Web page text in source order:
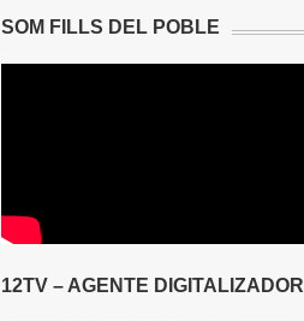
SOM FILLS DEL POBLE
12TV – AGENTE DIGITALIZADOR